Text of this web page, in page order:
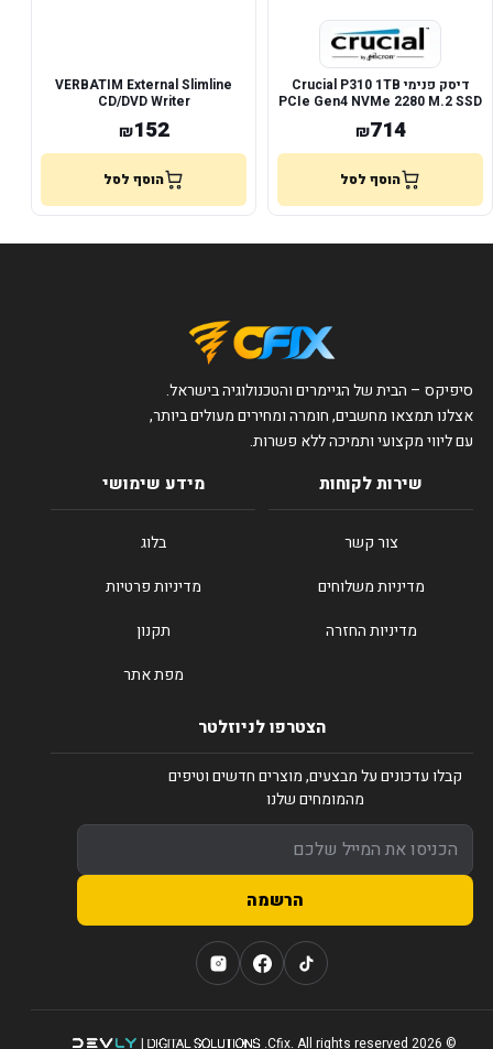
דיסק פנימי Crucial P310 1TB
PCIe Gen4 NVMe 2280 M.2 SSD
Heatsinc
₪714
הוסף לסל
VERBATIM External Slimline
CD/DVD Writer
₪152
הוסף לסל
סיפיקס – הבית של הגיימרים והטכנולוגיה בישראל.
אצלנו תמצאו מחשבים, חומרה ומחירים מעולים ביותר,
עם ליווי מקצועי ותמיכה ללא פשרות.
שירות לקוחות
צור קשר
מדיניות משלוחים
מדיניות החזרה
מידע שימושי
בלוג
מדיניות פרטיות
תקנון
מפת אתר
הצטרפו לניוזלטר
קבלו עדכונים על מבצעים, מוצרים חדשים וטיפים
מהמומחים שלנו
הרשמה
© 2026 Cfix. All rights reserved.